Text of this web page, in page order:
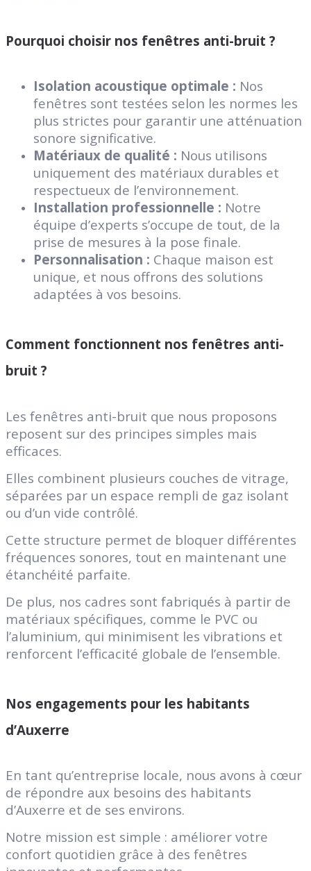
Pourquoi choisir nos fenêtres anti-bruit ?
Isolation acoustique optimale : Nos
fenêtres sont testées selon les normes les
plus strictes pour garantir une atténuation
sonore significative.
Matériaux de qualité : Nous utilisons
uniquement des matériaux durables et
respectueux de l’environnement.
Installation professionnelle : Notre
équipe d’experts s’occupe de tout, de la
prise de mesures à la pose finale.
Personnalisation : Chaque maison est
unique, et nous offrons des solutions
adaptées à vos besoins.
Comment fonctionnent nos fenêtres anti-
bruit ?
Les fenêtres anti-bruit que nous proposons
reposent sur des principes simples mais
efficaces.
Elles combinent plusieurs couches de vitrage,
séparées par un espace rempli de gaz isolant
ou d’un vide contrôlé.
Cette structure permet de bloquer différentes
fréquences sonores, tout en maintenant une
étanchéité parfaite.
De plus, nos cadres sont fabriqués à partir de
matériaux spécifiques, comme le PVC ou
l’aluminium, qui minimisent les vibrations et
renforcent l’efficacité globale de l’ensemble.
Nos engagements pour les habitants
d’Auxerre
En tant qu’entreprise locale, nous avons à cœur
de répondre aux besoins des habitants
d’Auxerre et de ses environs.
Notre mission est simple : améliorer votre
confort quotidien grâce à des fenêtres